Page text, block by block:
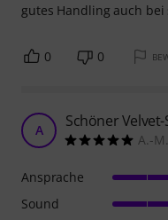
gutes Handling auch
0 0
A Schöner
A.-
Ansprache
Sound